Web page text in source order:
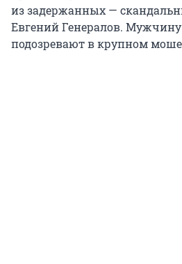
из задержанных —
Евгений Генералов.
подозревают в крупном